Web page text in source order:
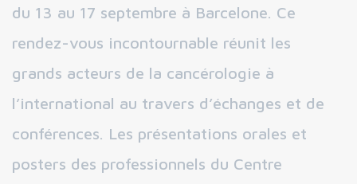
du 13 au 17 septembre à Barcelone. Ce
rendez-vous incontournable réunit les
grands acteurs de la cancérologie à
l’international au travers d’échanges et de
conférences. Les présentations orales et
posters des professionnels du Centre